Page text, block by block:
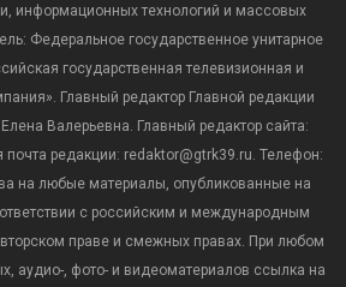
информационных технологий и массовых
Федеральное государственное унитарное
государственная телевизионная и
Главный редактор Главной редакции
Валерьевна. Главный редактор сайта:
почта редакции: redaktor@gtrk39.ru. Телефон:
на любые материалы, опубликованные на
с российским и международным
праве и смежных правах. При любом
аудио-, фото- и видеоматериалов ссылка на